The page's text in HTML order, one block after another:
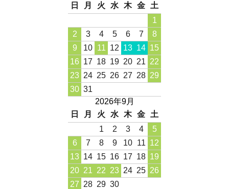
日
月 火 水 木 金
土
1
2
3 4 5 6 7
8
9
10 11 12 13 14 15
16 17 18 19 20 21 22
23 24 25 26 27 28 29
30 31
2026年9月
日
月 火 水 木 金
土
1
2 3 4
5
6
7 8 9 10 11 12
13 14 15 16 17 18 19
20 21 22 23 24 25 26
27 28 29 30